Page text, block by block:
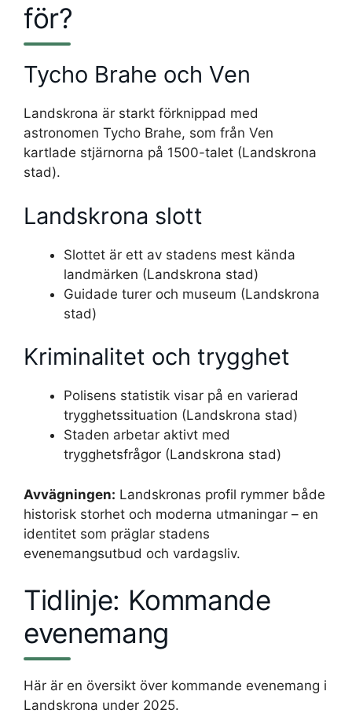
för?
Tycho Brahe och Ven
Landskrona är starkt förknippad med
astronomen Tycho Brahe, som från Ven
kartlade stjärnorna på 1500-talet (Landskrona
stad).
Landskrona slott
Slottet är ett av stadens mest kända
landmärken (Landskrona stad)
Guidade turer och museum (Landskrona
stad)
Kriminalitet och trygghet
Polisens statistik visar på en varierad
trygghetssituation (Landskrona stad)
Staden arbetar aktivt med
trygghetsfrågor (Landskrona stad)
Avvägningen: Landskronas profil rymmer både
historisk storhet och moderna utmaningar – en
identitet som präglar stadens
evenemangsutbud och vardagsliv.
Tidlinje: Kommande
evenemang
Här är en översikt över kommande evenemang i
Landskrona under 2025.